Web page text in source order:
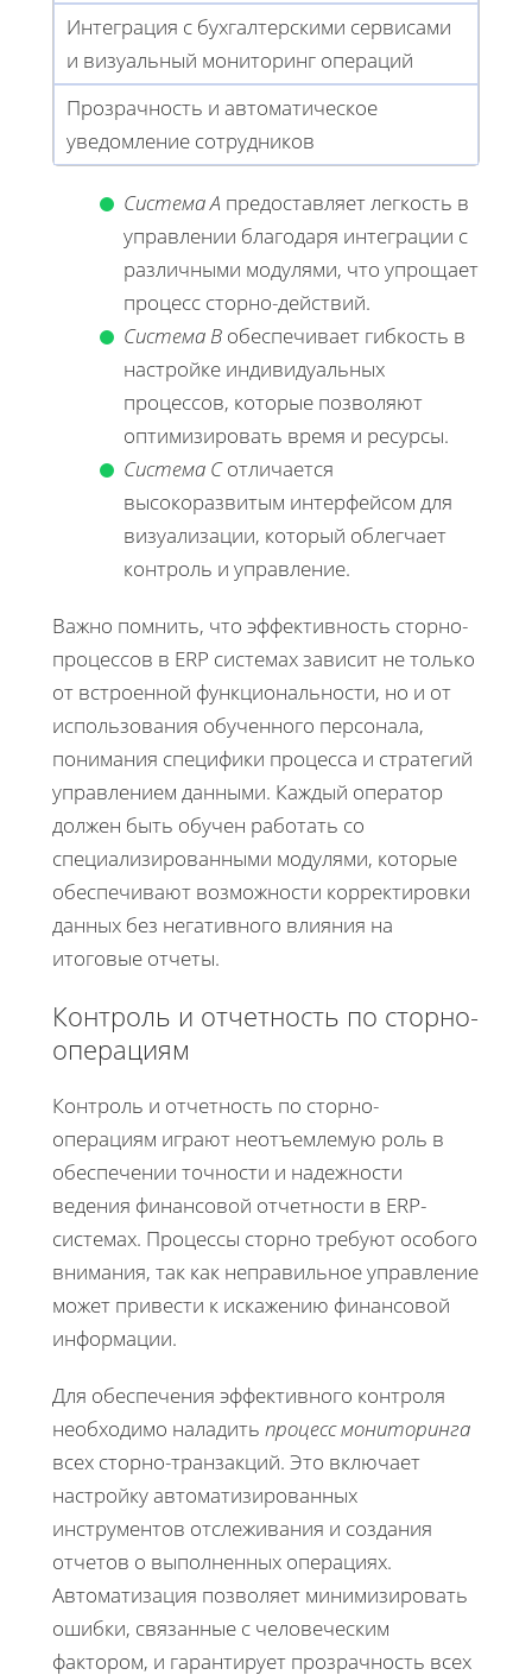
Интеграция с бухгалтерскими сервисами
и визуальный мониторинг операций
Прозрачность и автоматическое
уведомление сотрудников
Система A предоставляет легкость в
управлении благодаря интеграции с
различными модулями, что упрощает
процесс сторно-действий.
Система B обеспечивает гибкость в
настройке индивидуальных
процессов, которые позволяют
оптимизировать время и ресурсы.
Система Cотличается
высокоразвитым интерфейсом для
визуализации, который облегчает
контроль и управление.
Важно помнить, что эффективность сторно-
процессов в ERP системах зависит не только
от встроенной функциональности, но и от
использования обученного персонала,
понимания специфики процесса и стратегий
управлением данными. Каждый оператор
должен быть обучен работать со
специализированными модулями, которые
обеспечивают возможности корректировки
данных без негативного влияния на
итоговые отчеты.
Контроль и отчетность по сторно-
операциям
Контроль и отчетность по сторно-
операциям играют неотъемлемую роль в
обеспечении точности и надежности
ведения финансовой отчетности в ERP-
системах. Процессы сторно требуют особого
внимания, так как неправильное управление
может привести к искажению финансовой
информации.
Для обеспечения эффективного контроля
необходимо наладить процесс мониторинга
всех сторно-транзакций. Это включает
настройку автоматизированных
инструментов отслеживания и создания
отчетов о выполненных операциях.
Автоматизация позволяет минимизировать
ошибки, связанные с человеческим
фактором, и гарантирует прозрачность всех